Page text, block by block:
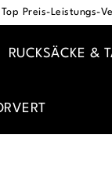
Top Preis-Leistungs-
RUCKSÄCKE &